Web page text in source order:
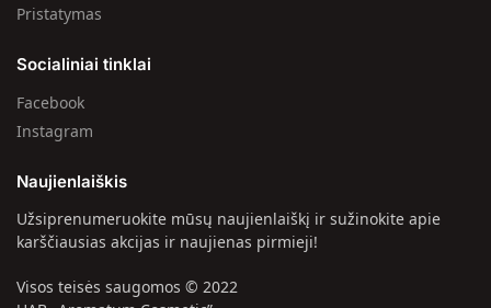
Pristatymas
Socialiniai tinklai
Facebook
Instagram
Naujienlaiškis
Užsiprenumeruokite mūsų naujienlaiškį ir sužinokite apie
karščiausias akcijas ir naujienas pirmieji!
Visos teisės saugomos © 2022